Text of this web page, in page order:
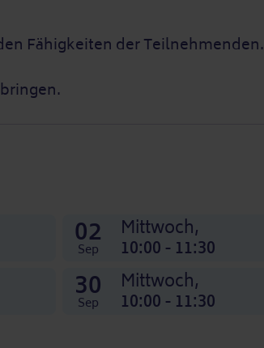
Fähigkeiten der Teilnehmenden.
02
Sep
Mittwoch,
10:00 - 11:30
30
Sep
Mittwoch,
10:00 - 11:30